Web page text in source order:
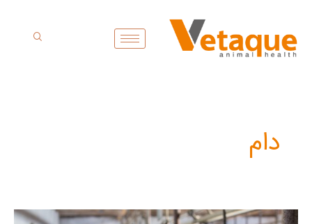
محتوا
دام
بررسی